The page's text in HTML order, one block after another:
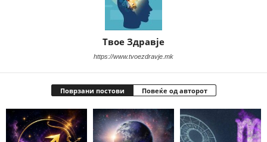
Твое Здравје
https://www.tvoezdravje.mk
Поврзани постови Повеќе од авторот